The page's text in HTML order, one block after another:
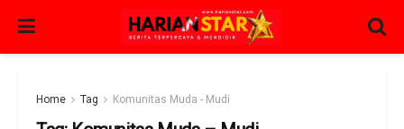
Home Tag Komunitas Muda - Mudi